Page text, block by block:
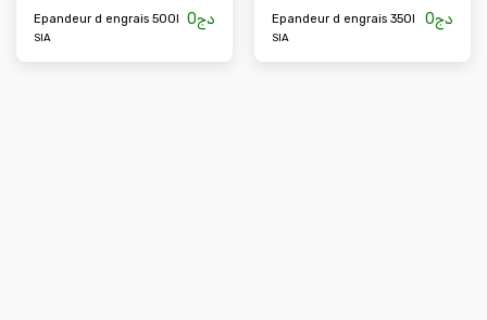
Epandeur d engrais 500l 0دج
SIA
Epandeur d engrais 350l 0دج
SIA